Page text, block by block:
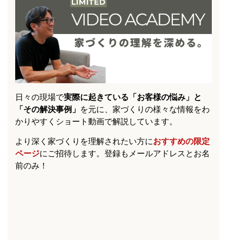
日々の現場で実際に起きている「お客様の悩み」と
「その解決事例」 を元に、家づくりの様々な情報をわ
かりやすくショート動画で解説しています。
より深く家づくりを理解されたい方におすすめの限定
ページにご招待します。登録もメールアドレスとお名
前のみ！